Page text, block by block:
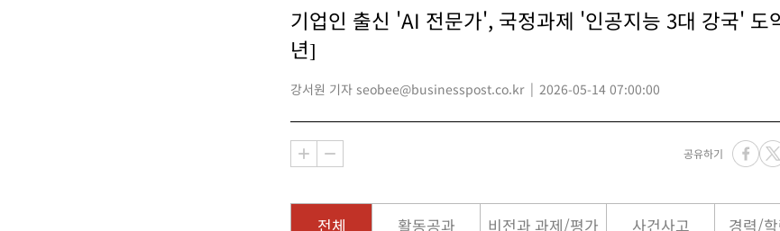
기업인 출신 'AI 전문가', 국정과제 '인공지능 3대 강국' 도
년]
강서원 기자 seobee@businesspost.co.kr 2026-05-14 07:00:00
공유하기
전체 활동공과 비전과 과제/평가 사건사고 경력/